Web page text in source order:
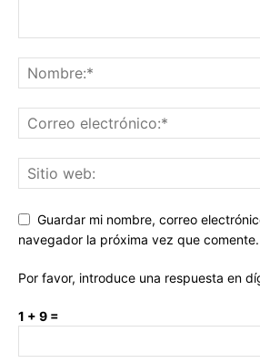
Guardar mi nombre, correo
navegador la próxima vez que comente.
Por favor, introduce una respuesta en
1 + 9 =